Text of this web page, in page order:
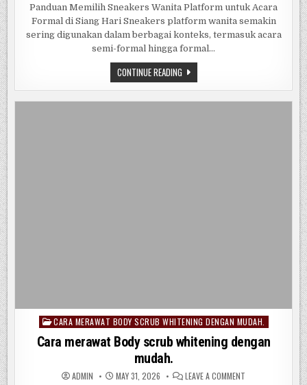
MEMILIH
SNEAKERS
WANITA
PLATFORM
UNTUK
Panduan Memilih Sneakers Wanita Platform untuk Acara
Formal di Siang Hari Sneakers platform wanita semakin
sering digunakan dalam berbagai konteks, termasuk acara
semi-formal hingga formal…
CONTINUE READINGCARA
MEMILIH
SNEAKERS
Posted
in
CARA MERAWAT BODY SCRUB WHITENING DENGAN MUDAH.
Cara merawat Body scrub whitening dengan
mudah.
ADMIN MAY 31, 2026 LEAVE A COMMENT